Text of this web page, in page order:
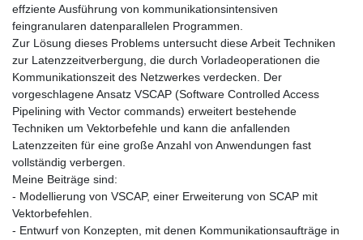
effziente Ausführung von kommunikationsintensiven
feingranularen datenparallelen Programmen.
Zur Lösung dieses Problems untersucht diese Arbeit Techniken
zur Latenzzeitverbergung, die durch Vorladeoperationen die
Kommunikationszeit des Netzwerkes verdecken. Der
vorgeschlagene Ansatz VSCAP (Software Controlled Access
Pipelining with Vector commands) erweitert bestehende
Techniken um Vektorbefehle und kann die anfallenden
Latenzzeiten für eine große Anzahl von Anwendungen fast
vollständig verbergen.
Meine Beiträge sind:
- Modellierung von VSCAP, einer Erweiterung von SCAP mit
Vektorbefehlen.
- Entwurf von Konzepten, mit denen Kommunikationsaufträge in